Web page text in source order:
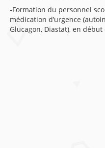
-Formation du personnel
médication d’urgence
Glucagon, Diastat), en début